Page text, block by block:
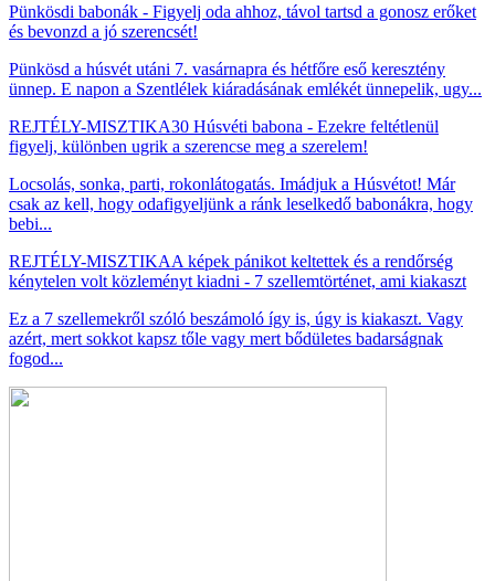
Pünkösdi babonák - Figyelj oda ahhoz, távol tartsd a gonosz erőket
és bevonzd a jó szerencsét!
Pünkösd a húsvét utáni 7. vasárnapra és hétfőre eső keresztény
ünnep. E napon a Szentlélek kiáradásának emlékét ünnepelik, ugy...
REJTÉLY-MISZTIKA30 Húsvéti babona - Ezekre feltétlenül
figyelj, különben ugrik a szerencse meg a szerelem!
Locsolás, sonka, parti, rokonlátogatás. Imádjuk a Húsvétot! Már
csak az kell, hogy odafigyeljünk a ránk leselkedő babonákra, hogy
bebi...
REJTÉLY-MISZTIKAA képek pánikot keltettek és a rendőrség
kénytelen volt közleményt kiadni - 7 szellemtörténet, ami kiakaszt
Ez a 7 szellemekről szóló beszámoló így is, úgy is kiakaszt. Vagy
azért, mert sokkot kapsz tőle vagy mert bődületes badarságnak
fogod...